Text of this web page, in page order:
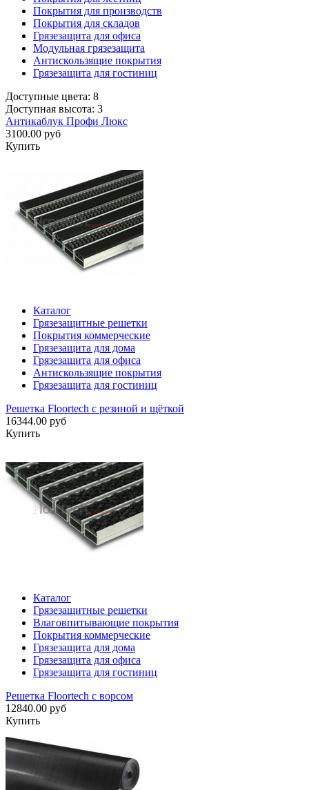
Покрытия для производств
Покрытия для складов
Грязезащита для офиса
Модульная грязезащита
Антискользящие покрытия
Грязезащита для гостиниц
Доступные цвета: 8
Доступная высота: 3
Антикаблук Профи Люкс
3100.00 руб
Купить
Каталог
Грязезащитные решетки
Покрытия коммерческие
Грязезащита для дома
Грязезащита для офиса
Антискользящие покрытия
Грязезащита для гостиниц
Решетка Floortech с резиной и щёткой
16344.00 руб
Купить
Каталог
Грязезащитные решетки
Влаговпитывающие покрытия
Покрытия коммерческие
Грязезащита для дома
Грязезащита для офиса
Грязезащита для гостиниц
Решетка Floortech с ворсом
12840.00 руб
Купить